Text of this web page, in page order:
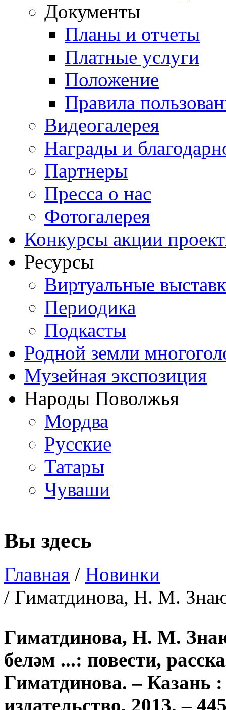
Документы
Планы и отчеты
Платные услуги
Положение
Правила
Видеогалерея
Награды и
Партнеры
Пресса о нас
Фотогалерея
Конкурсы акции
Ресурсы
Виртуальные
Периодика
Подкасты
Родной земли
Музейная экспозиция
Народы Поволжья
Мордва
Русские
Татары
Чуваши
Вы здесь
Главная / Новинки
/ Гиматдинова, Н. М.
Гиматдинова, Н. М.
беләм ...: повести,
Гиматдинова. – Казань
издательство, 2013. –